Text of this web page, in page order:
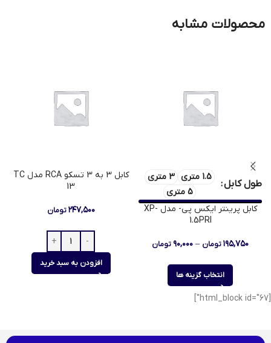
محصولات مشابه
طول کابل
1.5 متری
3 متری
5 متری
کابل پرینتر ایکس پی- مدل XP-
1.5PRI
۱۹۵,۷۵۰تومان – ۹۰,۰۰۰تومان
انتخاب گزینه ها
کابل 3 به 3 تسکو RCA مدل TC
13
۲۴۷,۵۰۰ تومان
افزودن به سبد خرید
[html_block id="67"]